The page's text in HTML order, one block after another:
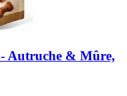
Autruche & Mûre,